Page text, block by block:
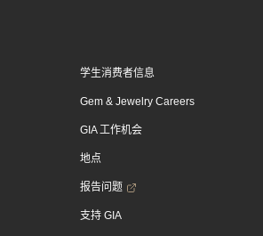
学生消费者信息
Gem & Jewelry Careers
GIA 工作机会
地点
报告问题
支持 GIA